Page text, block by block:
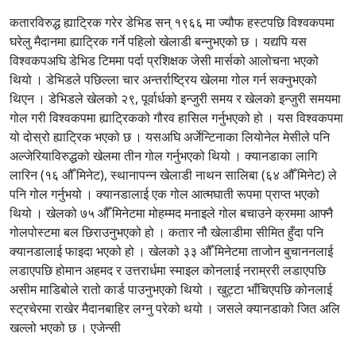
कतारविरुद्ध ह्याट्रिक गरेर डेभिड सन् १९६६ मा ज्यौफ हस्टपछि विश्वकपमा
घरेलु मैदानमा ह्याट्रिक गर्ने पहिलो खेलाडी बन्नुभएको छ । यद्यपि यस
विश्वकपअघि डेभिड टिममा पर्दा प्रशिक्षक जेसी मार्सको आलोचना भएको
थियो । डेभिडले पछिल्ला चार अन्तर्राष्ट्रिय खेलमा गोल गर्न सक्नुभएको
थिएन । डेभिडले खेलको २९, पूर्वार्धको इन्जुरी समय र खेलको इन्जुरी समयमा
गोल गरी विश्वकपमा ह्याट्रिकको गौरव हासिल गर्नुभएको हो । यस विश्वकपमा
यो दोस्रो ह्याट्रिक भएको छ । यसअघि अर्जेन्टिनाका लियोनेल मेसीले पनि
अल्जेरियाविरुद्धको खेलमा तीन गोल गर्नुभएको थियो । क्यानडाका लागि
लारिन (१६ औँ मिनेट), स्थानापन्न खेलाडी नाथन सालिबा (६४ औँ मिनेट) ले
पनि गोल गर्नुभयो । क्यानडालाई एक गोल आत्मघाती रूपमा प्राप्त भएको
थियो । खेलको ७५ औँ मिनेटमा मोहम्मद मनाइले गोल बचाउने क्रममा आफ्नै
गोलपोस्टमा बल छिराउनुभएको हो । कतार नौ खेलाडीमा सीमित हुँदा पनि
क्यानडालाई फाइदा भएको हो । खेलको ३३ औँ मिनेटमा ताजोन बुचाननलाई
लडाएपछि होमान अहमद र उत्तरार्धमा स्माइल कोनलाई नराम्ररी लडाएपछि
असीम माडिबोले रातो कार्ड पाउनुभएको थियो । खुट्टा भाँचिएपछि कोनलाई
स्ट्रचेरमा राखेर मैदानबाहिर लग्नु परेको थयो । जसले क्यानडाको जित अलि
खल्लो भएको छ । एजेन्सी